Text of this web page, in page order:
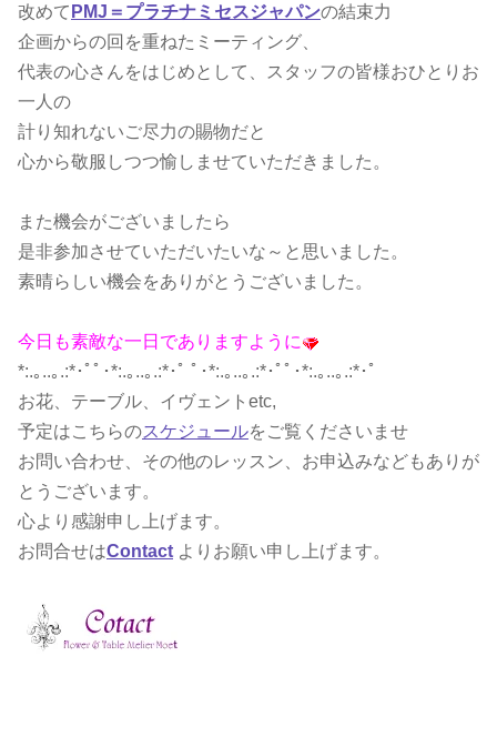
改めて PMJ＝プラチナミセスジャパンの結束力
企画からの回を重ねたミーティング、
代表の心さんをはじめとして、スタッフの皆様おひとりお
一人の
計り知れないご尽力の賜物だと
心から敬服しつつ愉しませていただきました。
また機会がございましたら
是非参加させていただいたいな～と思いました。
素晴らしい機会をありがとうございました。
今日も素敵な一日でありますように
*:.｡..｡.:*･ﾟﾟ･*:.｡..｡.:*･ﾟ ﾟ･*:.｡..｡.:*･ﾟﾟ･*:.｡..｡.:*･ﾟ
お花、テーブル、イヴェントetc,
予定はこちらのスケジュールをご覧くださいませ
お問い合わせ、その他のレッスン、お申込みなどもありが
とうございます。
心より感謝申し上げます。
お問合せはContact よりお願い申し上げます。